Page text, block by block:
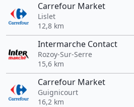
Carrefour Market
Lislet
12,8 km
Intermarche Contact
Rozoy-Sur-Serre
15,6 km
Carrefour Market
Guignicourt
16,2 km